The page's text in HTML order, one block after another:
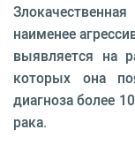
наименее
выявляется на
которых она
диагноза более
рака.